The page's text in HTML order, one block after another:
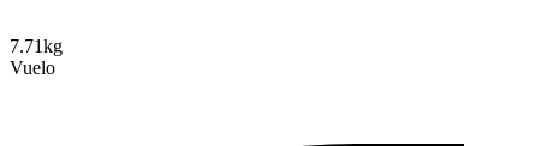
7.71kg
Vuelo